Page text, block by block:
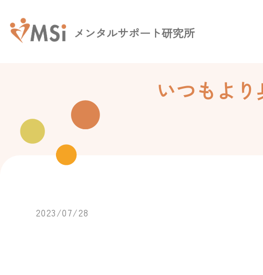
メンタルサポート研究所
いつもよ
2023/07/28